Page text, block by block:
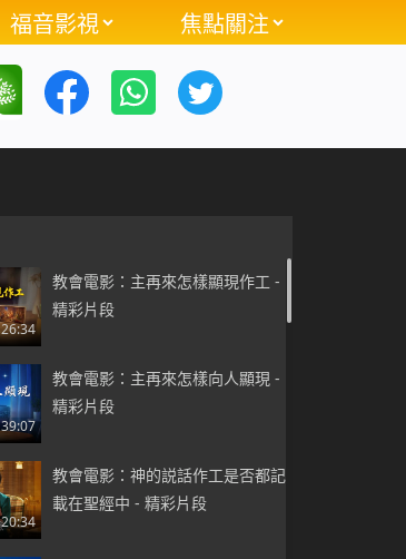
福音影視 焦點關注
26:34
教會電影：主再來怎樣顯現作工 -
精彩片段
39:07
教會電影：主再來怎樣向人顯現 -
精彩片段
20:34
教會電影：神的説話作工是否都記
載在聖經中 - 精彩片段